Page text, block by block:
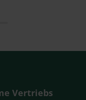
Vertriebs